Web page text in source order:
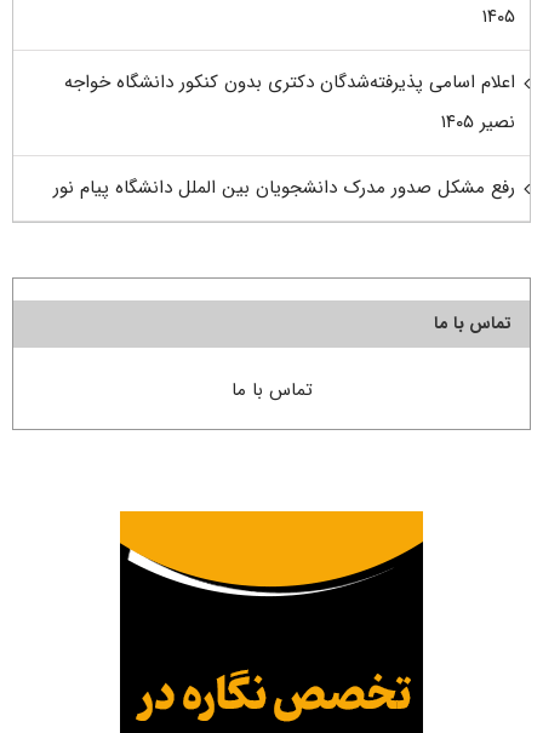
۱۴۰۵
اعلام اسامی پذیرفته‌شدگان دکتری بدون کنکور دانشگاه خواجه
نصیر ۱۴۰۵
رفع مشکل صدور مدرک دانشجویان بین الملل دانشگاه پیام نور
تماس با ما
تماس با ما